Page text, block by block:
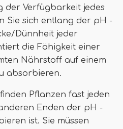
der Verfügbarkeit jedes
Sie sich entlang der pH -
Dünnheit jeder
die Fähigkeit einer
Nährstoff auf einem
absorbieren.
Pflanzen fast jeden
Enden der pH -
ist. Sie müssen